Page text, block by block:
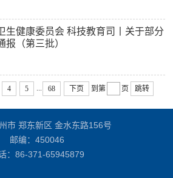
生健康委员会 科技教育司丨关于部分
报（第三批）
4 5 68 下页 到第 页 跳转
市 郑东新区 金水东路156号
邮编：450046
： 86-371-65945879